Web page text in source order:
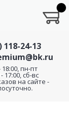
118-24-13
18:00, пн-пт
17:00, сб-вс
на сайте -